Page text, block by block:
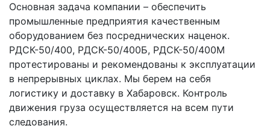
Основная задача компании – обеспечить
промышленные предприятия качественным
оборудованием без посреднических наценок.
РДСК-50/400, РДСК-50/400Б, РДСК-50/400М
протестированы и рекомендованы к эксплуатации
в непрерывных циклах. Мы берем на себя
логистику и доставку в Хабаровск. Контроль
движения груза осуществляется на всем пути
следования.